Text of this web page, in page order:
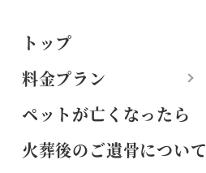
トップ
料金プラン
ペットが亡くなったら
火葬後のご遺骨について